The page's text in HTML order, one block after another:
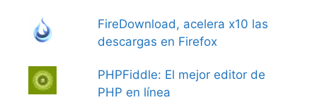
FireDownload, acelera x10 las
descargas en Firefox
PHPFiddle: El mejor editor de
PHP en línea